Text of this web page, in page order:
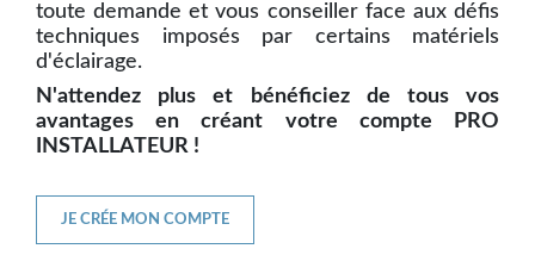
toute demande et vous conseiller face aux défis
techniques imposés par certains matériels
d'éclairage.
N'attendez plus et bénéficiez de tous vos
avantages en créant votre compte PRO
INSTALLATEUR !
JE CRÉE MON COMPTE